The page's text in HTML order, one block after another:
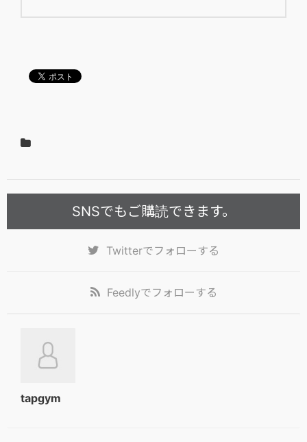
SNSでもご購読できます。
Twitterでフォローする
Feedlyでフォローする
tapgym